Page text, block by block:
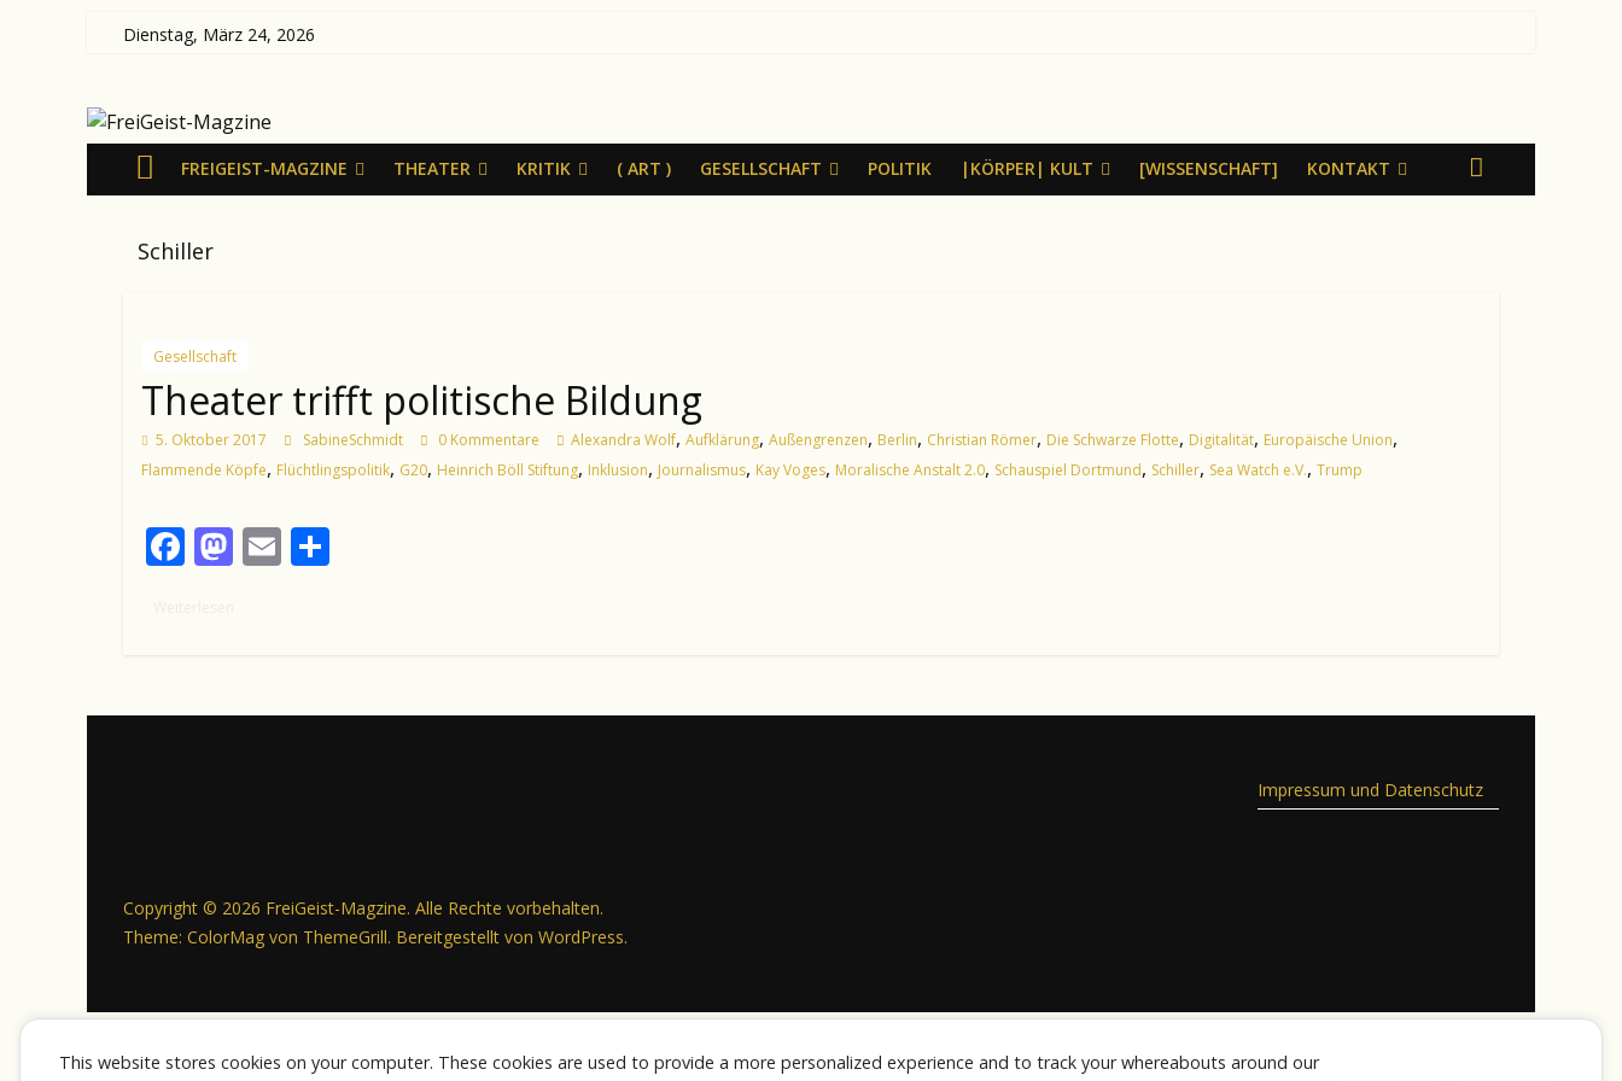
ZumDienstag, März 24, 2026
FreiGeist-
Magzine
News
Politik
FREIGEIST-MAGZINE THEATER KRITIK ( ART ) GESELLSCHAFT POLITIK |KÖRPER| KULT [WISSENSCHAFT] KONTAKT
Schiller
Gesellschaft
Theater trifft politische Bildung
5. Oktober 2017 SabineSchmidt 0 Kommentare Alexandra Wolf, Aufklärung, Außengrenzen, Berlin, Christian Römer, Die Schwarze Flotte, Digitalität, Europäische Union,
Flammende Köpfe, Flüchtlingspolitik, G20, Heinrich Böll Stiftung, Inklusion, Journalismus, Kay Voges, Moralische Anstalt 2.0, Schauspiel Dortmund, Schiller, Sea Watch e.V., Trump
F
e
M E
Weiterlesen
Impressum und Datenschutz
Copyright © 2026 FreiGeist-Magzine. Alle Rechte vorbehalten.
Theme: ColorMag von ThemeGrill. Bereitgestellt von WordPress.
This website stores cookies on your computer. These cookies are used to provide a more personalized experience and to track your whereabouts around our